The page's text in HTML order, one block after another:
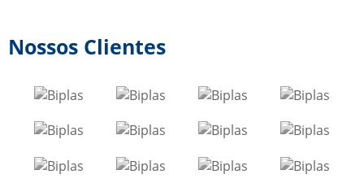
Nossos Clientes